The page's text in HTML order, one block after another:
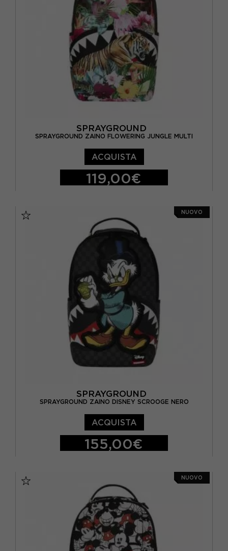
SPRAYGROUND
SPRAYGROUND ZAINO FLOWERING JUNGLE MULTI
ACQUISTA
119,00€
NUOVO
SPRAYGROUND
SPRAYGROUND ZAINO DISNEY SCROOGE NERO
ACQUISTA
155,00€
NUOVO